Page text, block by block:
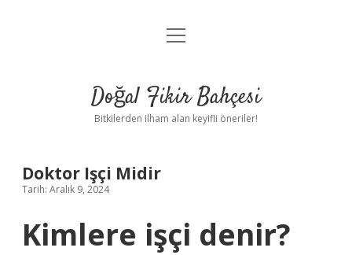
Anasayfa
Yasal Uyarı
menüyü
Doğal Fikir Bahçesi
Bitkilerden ilham alan keyifli öneriler!
Doktor Işçi Midir
Tarih: Aralık 9, 2024
Kimlere işçi denir?